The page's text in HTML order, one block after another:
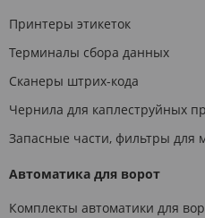
Принтеры этикеток
Терминалы сбора данных
Сканеры штрих-кода
Чернила для каплеструйных
Запасные части, фильтры для
Автоматика для ворот
Комплекты автоматики для